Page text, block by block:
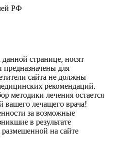
РФ
странице, носят
для
сайта не должны
рекомендаций.
методики лечения остается
вашего лечащего врача!
за возможные
в результате
на сайте